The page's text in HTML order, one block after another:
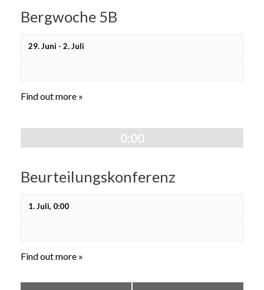
Bergwoche 5B
29. Juni - 2. Juli
Find out more »
0:00
Beurteilungskonferenz
1. Juli, 0:00
Find out more »